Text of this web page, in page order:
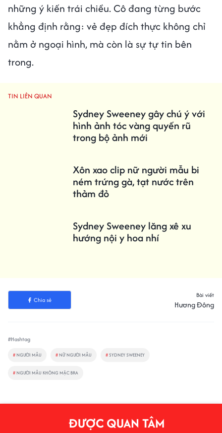
những ý kiến trái chiều. Cô đang từng bước
khẳng định rằng: vẻ đẹp đích thực không chỉ
nằm ở ngoại hình, mà còn là sự tự tin bên
trong.
TIN LIÊN QUAN
Sydney Sweeney gây chú ý với
hình ảnh tóc vàng quyến rũ
trong bộ ảnh mới
Xôn xao clip nữ người mẫu bi
ném trứng gà, tạt nước trên
thảm đỏ
Sydney Sweeney lăng xê xu
hướng nội y hoa nhí
Chia sẻ
Bài viết
Hương Đông
#Hashtag
# NGƯỜI MẪU # NỮ NGƯỜI MẪU #SYDNEY SWEENEY
# NGƯỜI MẪU KHÔNG MẶC BRA
ĐƯỢC QUAN TÂM